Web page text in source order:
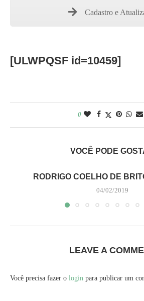
Cadastro e
[ULWPQSF id=10459]
0
VOCÊ PODE
RODRIGO COELHO DE
04/02/2019
LEAVE A
Você precisa fazer o login para publicar um